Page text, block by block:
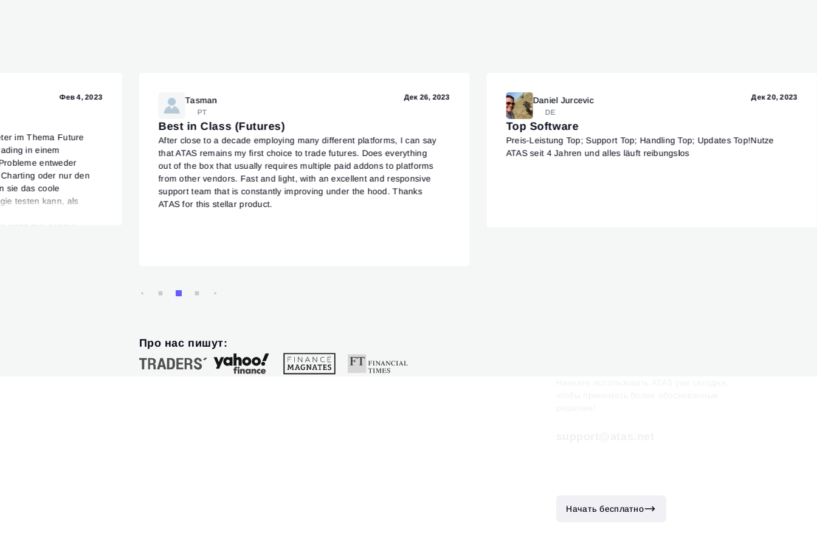
Фев 4, 2023
im Thema Future
in einem
entweder
oder nur den
sie das coole
testen kann, als
nicht den ganzen
Tasman
PT
Дек 26, 2023
Best in Class (Futures)
After close to a decade employing many different platforms, I can say
that ATAS remains my first choice to trade futures. Does everything
out of the box that usually requires multiple paid addons to platforms
from other vendors. Fast and light, with an excellent and responsive
support team that is constantly improving under the hood. Thanks
ATAS for this stellar product.
Daniel Jurcevic
DE
Дек 20, 2023
Top Software
Preis-Leistung Top; Support Top; Handling Top; Updates Top!Nutze
ATAS seit 4 Jahren und alles läuft reibungslos
Про нас пишут:
Начать бесплатно